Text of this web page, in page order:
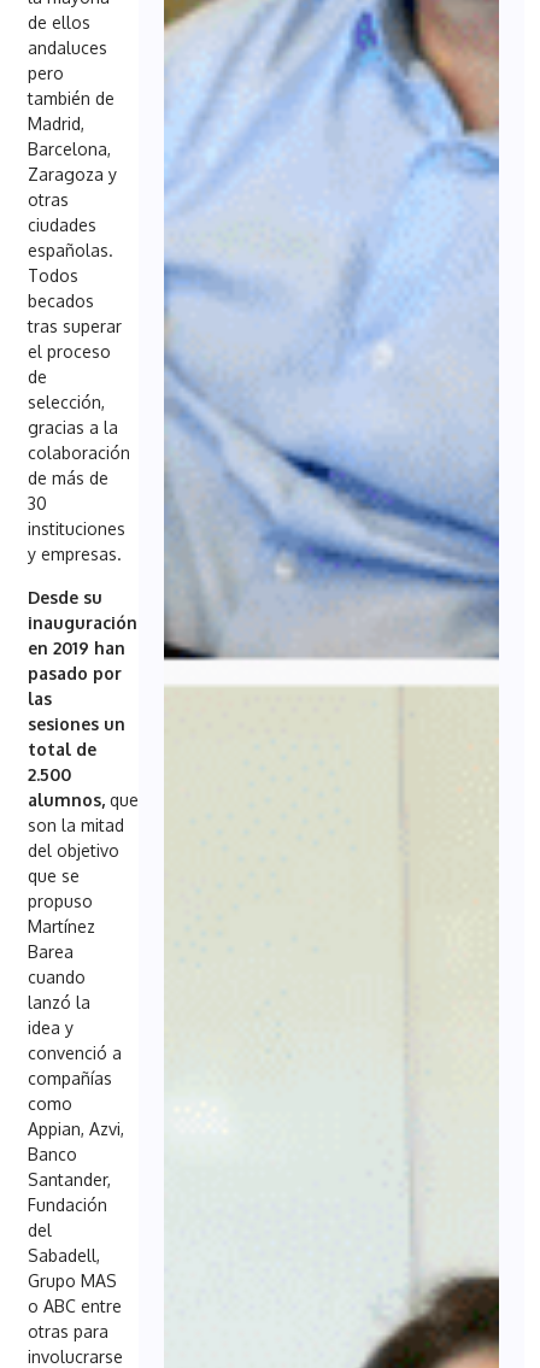
de ellos
andaluces
pero
también de
Madrid,
Barcelona,
Zaragoza y
otras
ciudades
españolas.
Todos
becados
tras superar
el proceso
de
selección,
gracias a la
colaboración
de más de
30
instituciones
y empresas.
Desde su
inauguración
en 2019 han
pasado por
las
sesiones un
total de
2.500
alumnos, que
son la mitad
del objetivo
que se
propuso
Martínez
Barea
cuando
lanzó la
idea y
convenció a
compañías
como
Appian, Azvi,
Banco
Santander,
Fundación
del
Sabadell,
Grupo MAS
o ABC entre
otras para
involucrarse